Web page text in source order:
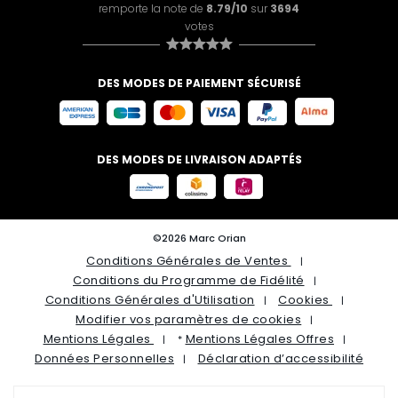
remporte la note de 8.79/10 sur 3694
votes
DES MODES DE PAIEMENT SÉCURISÉ
DES MODES DE LIVRAISON ADAPTÉS
©2026 Marc Orian
Conditions Générales de Ventes
Conditions du Programme de Fidélité
Conditions Générales d'Utilisation
Cookies
Modifier vos paramètres de cookies
Mentions Légales
* Mentions Légales Offres
Données Personnelles
Déclaration d’accessibilité